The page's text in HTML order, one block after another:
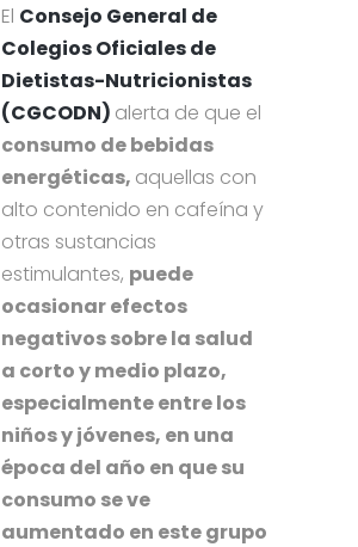
El Consejo General de
Colegios Oficiales de
Dietistas-Nutricionistas
(CGCODN) alerta de que el
consumo de bebidas
energéticas, aquellas con
alto contenido en cafeína y
otras sustancias
estimulantes, puede
ocasionar efectos
negativos sobre la salud
a corto y medio plazo,
especialmente entre los
niños y jóvenes, en una
época del año en que su
consumo se ve
aumentado en este grupo